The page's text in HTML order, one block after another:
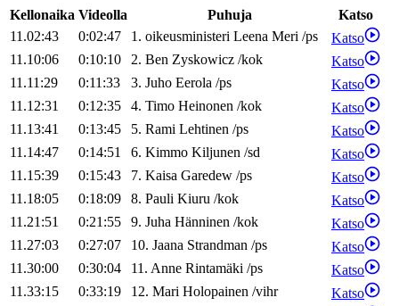
Kellonaika Videolla Puhuja
Katso
11.02:43
0:02:47 1. oikeusministeri Leena Meri /ps
Katso
11.10:06
0:10:10 2. Ben Zyskowicz /kok
Katso
11.11:29
0:11:33 3. Juho Eerola /ps
Katso
11.12:31
0:12:35 4. Timo Heinonen /kok
Katso
11.13:41
0:13:45 5. Rami Lehtinen /ps
Katso
11.14:47
0:14:51 6. Kimmo Kiljunen /sd
Katso
11.15:39
0:15:43 7. Kaisa Garedew /ps
Katso
11.18:05
0:18:09 8. Pauli Kiuru /kok
Katso
11.21:51
0:21:55 9. Juha Hänninen /kok
Katso
11.27:03
0:27:07 10. Jaana Strandman /ps
Katso
11.30:00
0:30:04 11. Anne Rintamäki /ps
Katso
11.33:15
0:33:19 12. Mari Holopainen /vihr
Katso